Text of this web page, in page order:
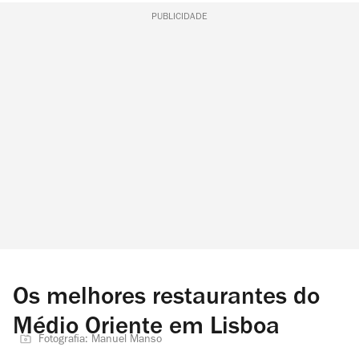
PUBLICIDADE
Os melhores restaurantes do
Médio Oriente em Lisboa
Fotografia: Manuel Manso